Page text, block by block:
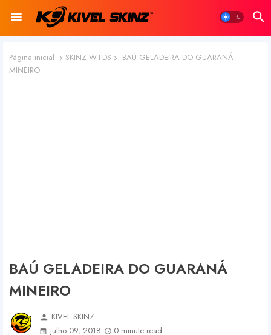
Página inicial SKINZ WTDS
BAÚ GELADEIRA DO GUARANÁ
MINEIRO
BAÚ GELADEIRA DO GUARANÁ
MINEIRO
person KIVEL SKINZ
julho 09, 2018
0 minute read